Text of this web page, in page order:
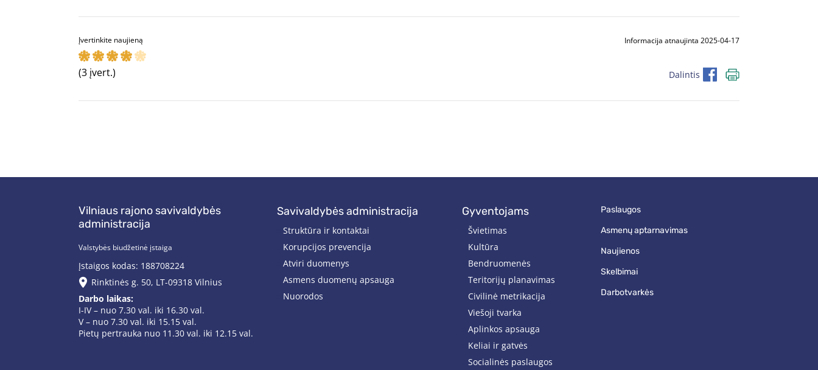
Įvertinkite naujieną
(3 įvert.)
Informacija atnaujinta 2025-04-17
Dalintis
Vilniaus rajono savivaldybės
administracija
Valstybės biudžetinė įstaiga
Įstaigos kodas: 188708224
Rinktinės g. 50, LT-09318 Vilnius
Darbo laikas:
I-IV – nuo 7.30 val. iki 16.30 val.
V – nuo 7.30 val. iki 15.15 val.
Pietų pertrauka nuo 11.30 val. iki 12.15 val.
savivaldybės administracija
Struktūra ir kontaktai
Korupcijos prevencija
Atviri duomenys
Asmens duomenų apsauga
Nuorodos
gyventojams
Švietimas
Kultūra
Bendruomenės
Teritorijų planavimas
Civilinė metrikacija
Viešoji tvarka
Aplinkos apsauga
Keliai ir gatvės
Socialinės paslaugos
paslaugos
asmenų aptarnavimas
naujienos
skelbimai
darbotvarkės